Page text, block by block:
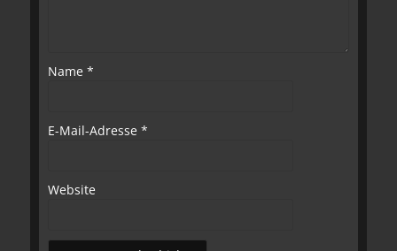
Name *
E-Mail-Adresse *
Website